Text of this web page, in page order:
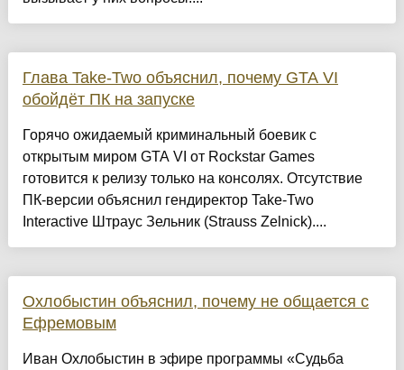
Глава Take-Two объяснил, почему GTA VI
обойдёт ПК на запуске
Горячо ожидаемый криминальный боевик с
открытым миром GTA VI от Rockstar Games
готовится к релизу только на консолях. Отсутствие
ПК-версии объяснил гендиректор Take-Two
Interactive Штраус Зельник (Strauss Zelnick)....
Охлобыстин объяснил, почему не общается с
Ефремовым
Иван Охлобыстин в эфире программы «Судьба